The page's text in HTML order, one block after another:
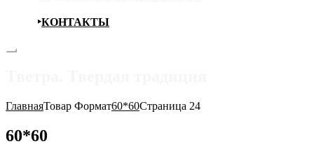
КОНТАКТЫ
ГлавнаяТовар Формат60*60Страница 24
60*60